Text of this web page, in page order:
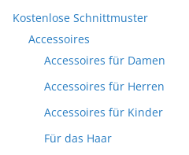
Kostenlose Schnittmuster
Accessoires
Accessoires für Damen
Accessoires für Herren
Accessoires für Kinder
Für das Haar